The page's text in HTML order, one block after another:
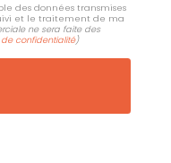
des données transmises
et le traitement de ma
ne sera faite des
confidentialité)